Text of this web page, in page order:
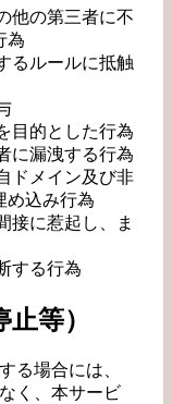
他の第三者に不
為
るルールに抵触
目的とした行為
に漏洩する行為
ドメイン及び非
め込み行為
接に惹起し、ま
する行為
等）
る場合には、
く、本サービ